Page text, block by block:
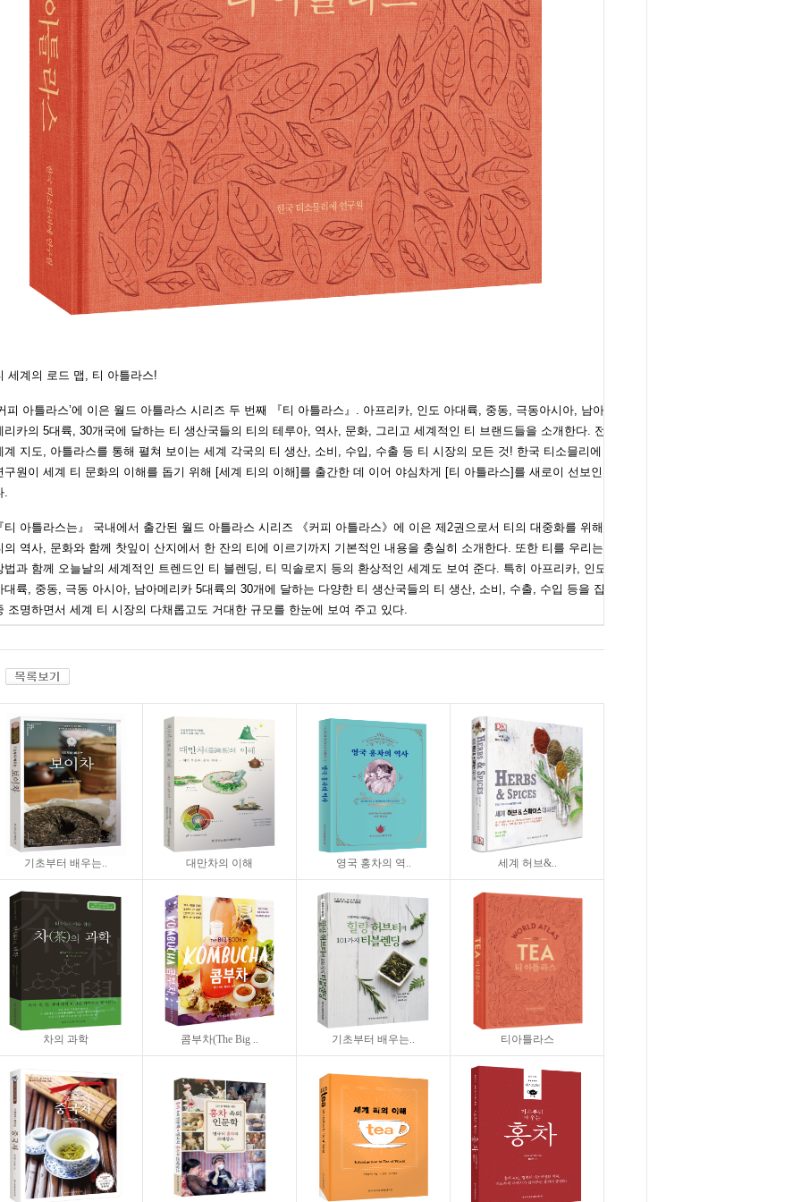
세계의 로드 맵, 티 아틀라스!
피 아틀라스’에 이은 월드 아틀라스 시리즈 두 번째 『티 아틀라스』. 아프리카, 인도 아대륙, 중동, 극동아시아, 남아
리카의 5대륙, 30개국에 달하는 티 생산국들의 티의 테루아, 역사, 문화, 그리고 세계적인 티 브랜드들을 소개한다. 전
계 지도, 아틀라스를 통해 펼쳐 보이는 세계 각국의 티 생산, 소비, 수입, 수출 등 티 시장의 모든 것! 한국 티소믈리에
구원이 세계 티 문화의 이해를 돕기 위해 [세계 티의 이해]를 출간한 데 이어 야심차게 [티 아틀라스]를 새로이 선보인
.
티 아틀라스는』 국내에서 출간된 월드 아틀라스 시리즈 《커피 아틀라스》에 이은 제2권으로서 티의 대중화를 위해
의 역사, 문화와 함께 찻잎이 산지에서 한 잔의 티에 이르기까지 기본적인 내용을 충실히 소개한다. 또한 티를 우리는
법과 함께 오늘날의 세계적인 트렌드인 티 블렌딩, 티 믹솔로지 등의 환상적인 세계도 보여 준다. 특히 아프리카, 인도
대륙, 중동, 극동 아시아, 남아메리카 5대륙의 30개에 달하는 다양한 티 생산국들의 티 생산, 소비, 수출, 수입 등을 집
조명하면서 세계 티 시장의 다채롭고도 거대한 규모를 한눈에 보여 주고 있다.
기초부터 배우는.. 대만차의 이해 영국 홍차의 역.. 세계 허브&..
차의 과학 콤부차(The Big .. 기초부터 배우는.. 티아틀라스